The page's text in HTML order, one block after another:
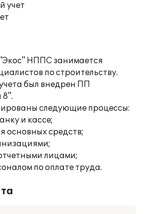
учет
НППС занимается
по строительству.
был внедрен ПП
8".
следующие процессы:
и кассе;
основных средств;
лицами;
по оплате труда.